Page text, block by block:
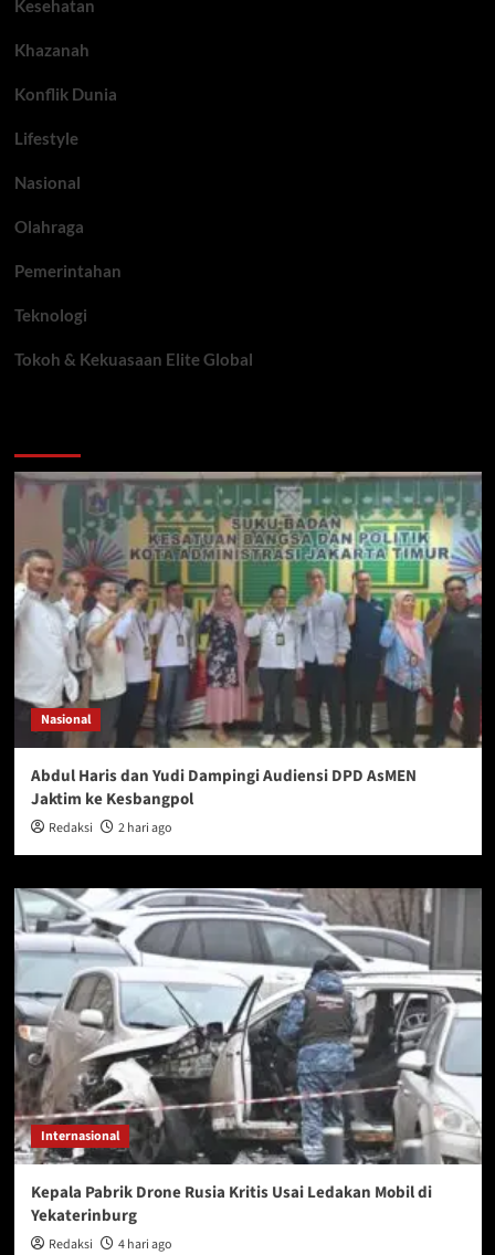
Kesehatan
Khazanah
Konflik Dunia
Lifestyle
Nasional
Olahraga
Pemerintahan
Teknologi
Tokoh & Kekuasaan Elite Global
Nasional
Abdul Haris dan Yudi Dampingi Audiensi DPD AsMEN
Jaktim ke Kesbangpol
Redaksi 2 hari ago
Internasional
Kepala Pabrik Drone Rusia Kritis Usai Ledakan Mobil di
Yekaterinburg
Redaksi 4 hari ago